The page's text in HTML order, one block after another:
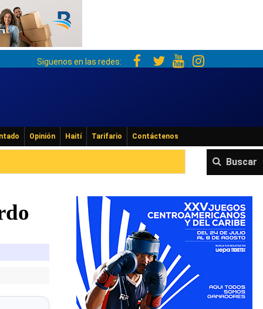
Siguenos en las redes:
Opinión Haití Tarifario Contáctenos
Buscar